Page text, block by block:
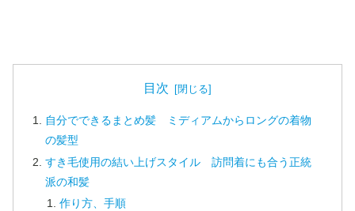
目次
自分でできるまとめ髪 ミディアムからロングの着物
の髪型
すき毛使用の結い上げスタイル 訪問着にも合う正統
派の和髪
作り方、手順